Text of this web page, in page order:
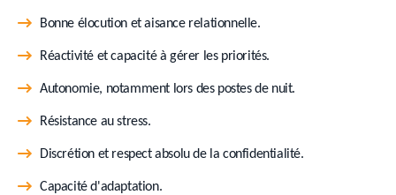
Bonne élocution et aisance relationnelle.
Réactivité et capacité à gérer les priorités.
Autonomie, notamment lors des postes de nuit.
Résistance au stress.
Discrétion et respect absolu de la confidentialité.
Capacité d'adaptation.